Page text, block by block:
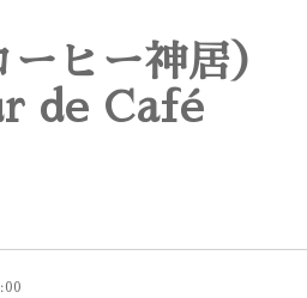
ヒー神居）
de Café